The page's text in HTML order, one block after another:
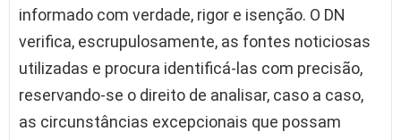
informado com verdade, rigor e isenção. O DN
verifica, escrupulosamente, as fontes noticiosas
utilizadas e procura identificá-las com precisão,
reservando-se o direito de analisar, caso a caso,
as circunstâncias excepcionais que possam